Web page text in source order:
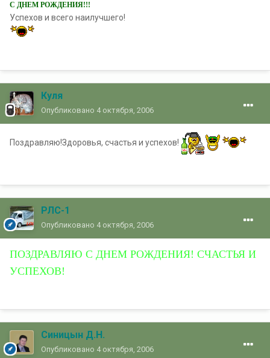
С ДНЕМ РОЖДЕНИЯ!!!
Успехов и всего наилучшего!
Куля
Опубликовано 4 октября, 2006
Поздравляю!Здоровья, счастья и успехов!
РЛС-1
Опубликовано 4 октября, 2006
ПОЗДРАВЛЯЮ С ДНЕМ РОЖДЕНИЯ! СЧАСТЬЯ И
УСПЕХОВ!
Синицын Д.Н.
Опубликовано 4 октября, 2006